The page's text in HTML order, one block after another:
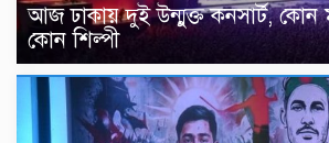
আজ ঢাকায় দুই উন্মুক্ত কনসার্ট, কোন
কোন শিল্পী